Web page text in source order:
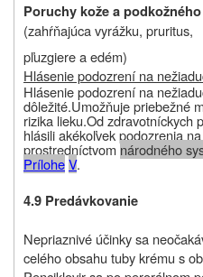
Poruchy kože a
(zahŕňajúca vyrážku, pruritus,
pľuzgiere a edém)
Hlásenie podozrení na
Hlásenie podozrení na
dôležité.Umožňuje priebežné
rizika lieku.Odzdravotníckych
hlásili akékoľvek podozrenia
prostredníctvom národného
PríloheV.
4.9 Predávkovanie
Nepriaznivé účinky sa
celého obsahu tuby krému s